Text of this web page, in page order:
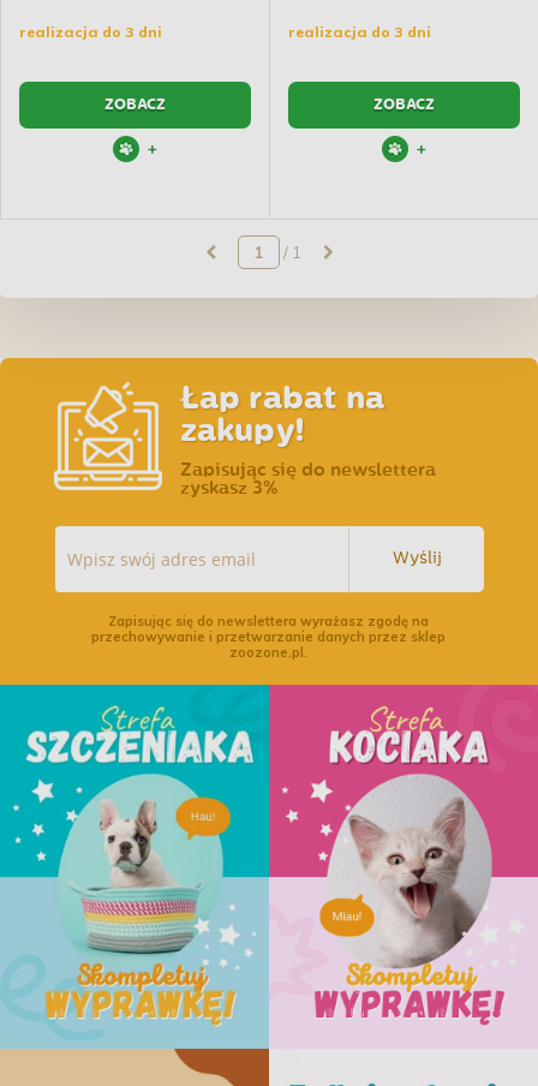
realizacja do 3 dni
ZOBACZ
+
realizacja do 3 dni
ZOBACZ
+
/ 1
Łap rabat na
zakupy!
Zapisując się do newslettera
zyskasz 3%
Wyślij
Zapisując się do newslettera wyrażasz zgodę na
przechowywanie i przetwarzanie danych przez sklep
zoozone.pl.